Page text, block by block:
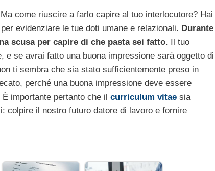
Ma come riuscire a farlo capire al tuo interlocutore? Hai
evidenziare le tue doti umane e relazionali. Durante
scusa per capire di che pasta sei fatto. Il tuo
e se avrai fatto una buona impressione sarà oggetto di
ti sembra che sia stato sufficientemente preso in
perché una buona impressione deve essere
È importante pertanto che il curriculum vitae sia
colpire il nostro futuro datore di lavoro e fornire